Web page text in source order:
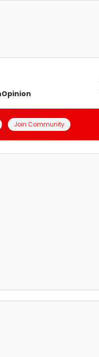
Opinion
Join Community